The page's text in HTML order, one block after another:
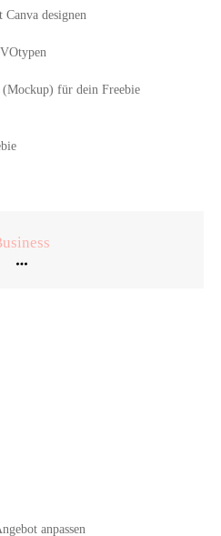
Canva designen
(Mockup) für dein Freebie
anpassen